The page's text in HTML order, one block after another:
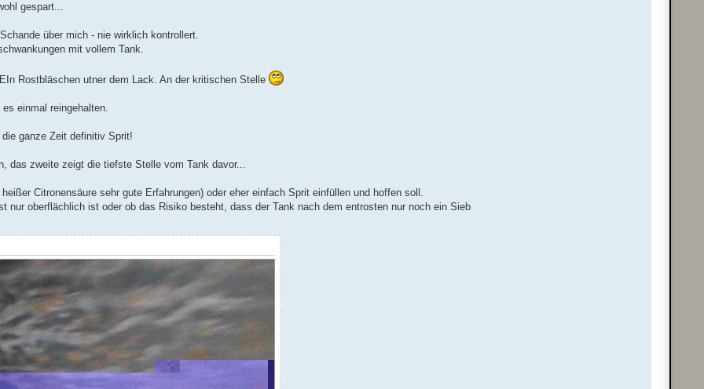
gespart...
über mich - nie wirklich kontrollert.
mit vollem Tank.
Rostbläschen utner dem Lack. An der kritischen Stelle
einmal reingehalten.
ganze Zeit definitiv Sprit!
das zweite zeigt die tiefste Stelle vom Tank davor...
Citronensäure sehr gute Erfahrungen) oder eher einfach Sprit einfüllen und hoffen soll.
nur oberflächlich ist oder ob das Risiko besteht, dass der Tank nach dem entrosten nur noch ein Sieb